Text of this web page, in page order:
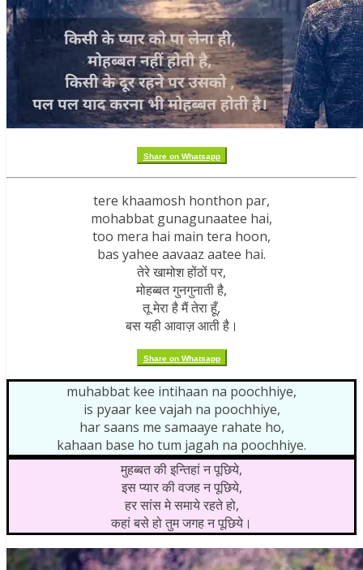
Share on Whatsapp
tere khaamosh honthon par,
mohabbat gunagunaatee hai,
too mera hai main tera hoon,
bas yahee aavaaz aatee hai.
तेरे खामोश होंठों पर,
मोहब्बत गुनगुनाती है,
तू मेरा है मैं तेरा हूँ,
बस यही आवाज़ आती है।
Share on Whatsapp
muhabbat kee intihaan na poochhiye,
is pyaar kee vajah na poochhiye,
har saans me samaaye rahate ho,
kahaan base ho tum jagah na poochhiye.
मुहब्बत की इन्तिहां न पूछिये,
इस प्यार की वजह न पूछिये,
हर सांस मे समाये रहते हो,
कहां बसे हो तुम जगह न पूछिये।